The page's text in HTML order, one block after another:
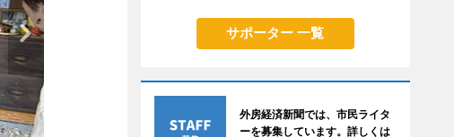
サポーター 一覧
外房経済新聞では、市民ライタ
ーを募集しています。詳しくは